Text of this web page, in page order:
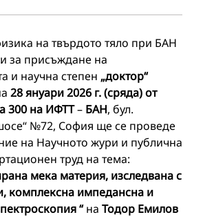
на твърдото тяло при БАН
за присъждане на
и научна степен „доктор“
28 януари 2026 г. (сряда) от
300 на ИФТТ– БАН, бул.
№72, София ще се проведе
на Научното жури и публична
труд на тема:
мека материя, изследвана с
комплексна импедансна и
“на Тодор Емилов